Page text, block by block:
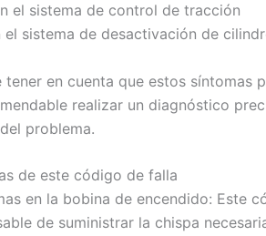
el sistema de control de tracción
el sistema de desactivación de
tener en cuenta que estos síntomas
realizar un diagnóstico
problema.
de este código de falla
en la bobina de encendido: Este
de suministrar la chispa